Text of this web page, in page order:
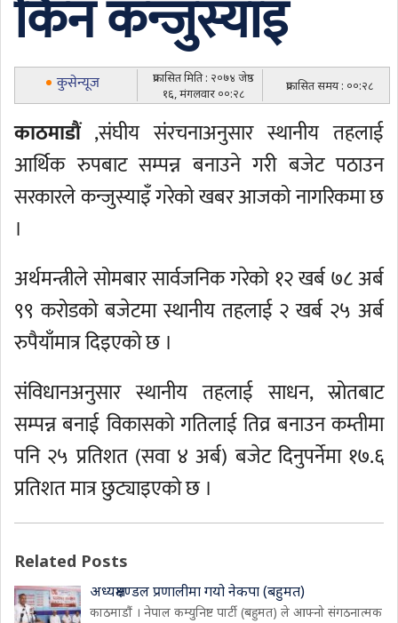
किन कन्जुस्याइँ
कुसेन्यूज
प्रकासित मिति : २०७४ जेष्ठ
१६, मंगलवार ००:२८
प्रकासित समय : ००:२८
काठमाडौं,संघीय संरचनाअनुसार स्थानीय तहलाई
आर्थिक रुपबाट सम्पन्न बनाउने गरी बजेट पठाउन
सरकारले कन्जुस्याइँ गरेको खबर आजको नागरिकमा छ
।
अर्थमन्त्रीले सोमबार सार्वजनिक गरेको १२ खर्ब ७८ अर्ब
९९ करोडको बजेटमा स्थानीय तहलाई २ खर्ब २५ अर्ब
रुपैयाँमात्र दिइएको छ ।
संविधानअनुसार स्थानीय तहलाई साधन, स्रोतबाट
सम्पन्न बनाई विकासको गतिलाई तिव्र बनाउन कम्तीमा
पनि २५ प्रतिशत (सवा ४ अर्ब) बजेट दिनुपर्नेमा १७.६
प्रतिशत मात्र छुट्याइएको छ ।
Related Posts
अध्यक्षमण्डल प्रणालीमा गयो नेकपा (बहुमत)
काठमाडौं । नेपाल कम्युनिष्ट पार्टी (बहुमत) ले आफ्नो संगठनात्मक